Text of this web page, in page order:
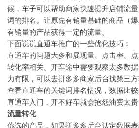
候，车子可以帮助商家快速提升店铺流
词的排名。让原先有销量基础的商品（
有销量的产品获得一定的流量。
下面说说直通车推广的一些优化技巧：
直通车的问题大多和展现量、点击率、点
转化率相关。开车途中需要观察太多数
力有限，可以去拼多多商家后台找第三
查看直通车的关键词排名情况，数据比
直通车入门，开不好车就会抱怨油费太贵
流量转化
你选的产品，如果拼多多后台认定数据